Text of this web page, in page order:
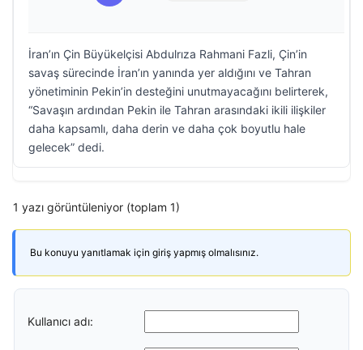
İran’ın Çin Büyükelçisi Abdulrıza Rahmani Fazli, Çin’in
savaş sürecinde İran’ın yanında yer aldığını ve Tahran
yönetiminin Pekin’in desteğini unutmayacağını belirterek,
“Savaşın ardından Pekin ile Tahran arasındaki ikili ilişkiler
daha kapsamlı, daha derin ve daha çok boyutlu hale
gelecek” dedi.
1 yazı görüntüleniyor (toplam 1)
Bu konuyu yanıtlamak için giriş yapmış olmalısınız.
Kullanıcı adı: